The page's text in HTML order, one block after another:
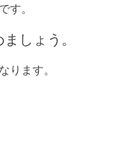
す。
しょう。
ります。